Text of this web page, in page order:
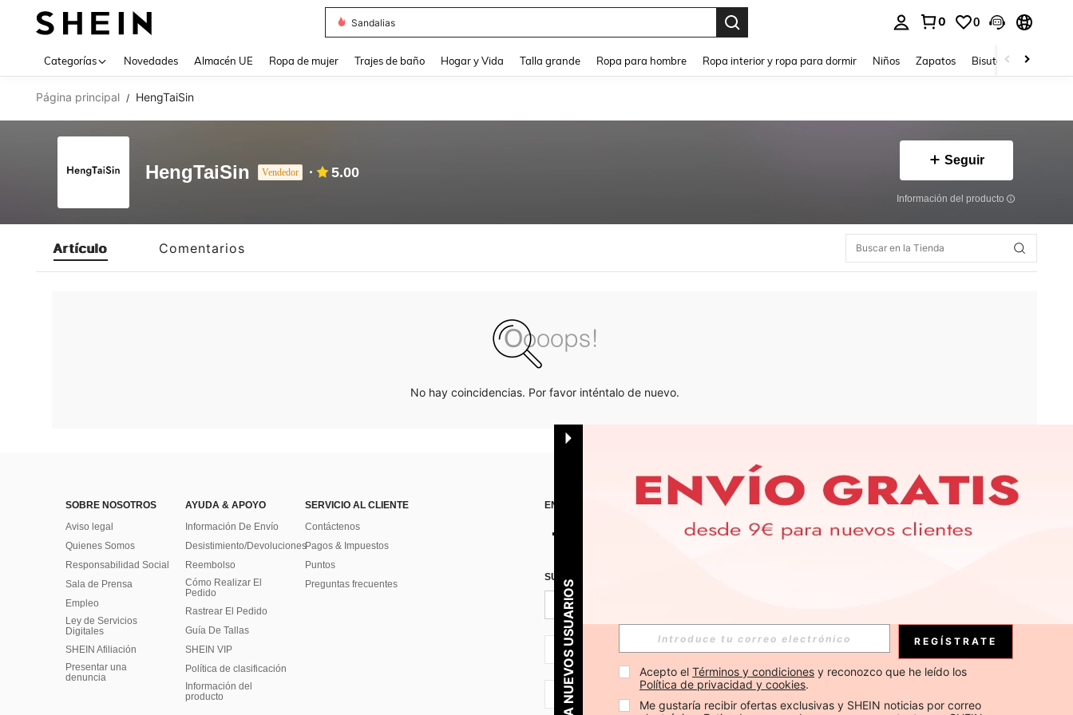
Sandalias
0 0
Categorías Novedades Almacén UE Ropa de mujer Trajes de baño Hogar y Vida Talla grande Ropa para hombre Ropa interior y ropa para dormir Niños Zapatos Bisutería Y
Página principal / HengTaiSin
HengTaiSin Vendedor 5.00
Seguir
Información del producto
Artículo Comentarios
No hay coincidencias. Por favor inténtalo de nuevo.
SOBRE NOSOTROS
Aviso legal
Quienes Somos
Responsabilidad Social
Sala de Prensa
Empleo
Ley de Servicios
Digitales
SHEIN Afiliación
Presentar una
denuncia
AYUDA & APOYO
Información De Envío
Desistimiento/Devoluciones
Reembolso
Cómo Realizar El
Pedido
Rastrear El Pedido
Guía De Tallas
SHEIN VIP
Política de clasificación
​Información del
producto
SERVICIO AL CLIENTE
Contáctenos
Pagos & Impuestos
Puntos
Preguntas frecuentes
ENCUÉNTRANOS EN APP
SUSCRÍBETE PARA RECIBIR OFERTAS EXCLUSIVAS, PROMOCIONES Y NOTICIAS DE SHEIN
ES + 34
ES + 34
PARA NUEVOS USUARIOS REGÍSTRATE
Acepto el Términos y condiciones y reconozco que he leído los
Política de privacidad y cookies.
Me gustaría recibir ofertas exclusivas y SHEIN noticias por correo